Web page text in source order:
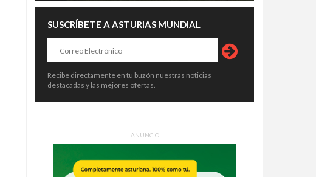
SUSCRÍBETE A ASTURIAS MUNDIAL
Recibe directamente en tu buzón nuestras noticias
destacadas y las mejores ofertas.
ANUNCIO